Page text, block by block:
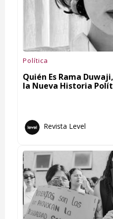
Política
Quién Es Rama
la Nueva Historia
Revista Level